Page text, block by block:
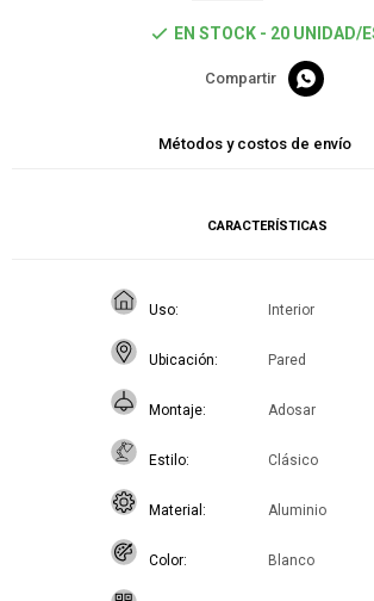
EN STOCK - 20 UNIDAD/

Métodos y costos de envío
CARACTERÍSTICAS
Uso Interior
Ubicación Pared
Montaje Adosar
Estilo Clásico
Material Aluminio
Color Blanco